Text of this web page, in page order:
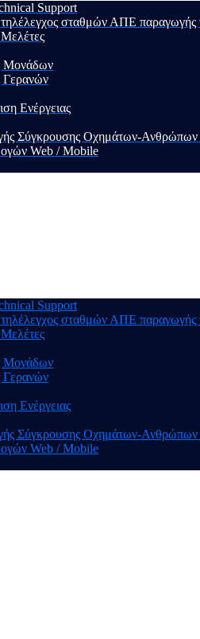
Support
τηλέλεγχος σταθμών ΑΠΕ
Μονάδων
Γερανών
Ενέργειας
Σύγκρουσης Οχημάτων-
Web / Mobile
Support
τηλέλεγχος σταθμών ΑΠΕ
Μονάδων
Γερανών
Ενέργειας
Σύγκρουσης Οχημάτων-
Web / Mobile